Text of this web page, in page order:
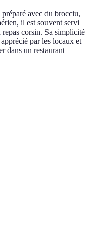
préparé avec du brocciu,
il est souvent servi
corsin. Sa simplicité
par les locaux et
dans un restaurant